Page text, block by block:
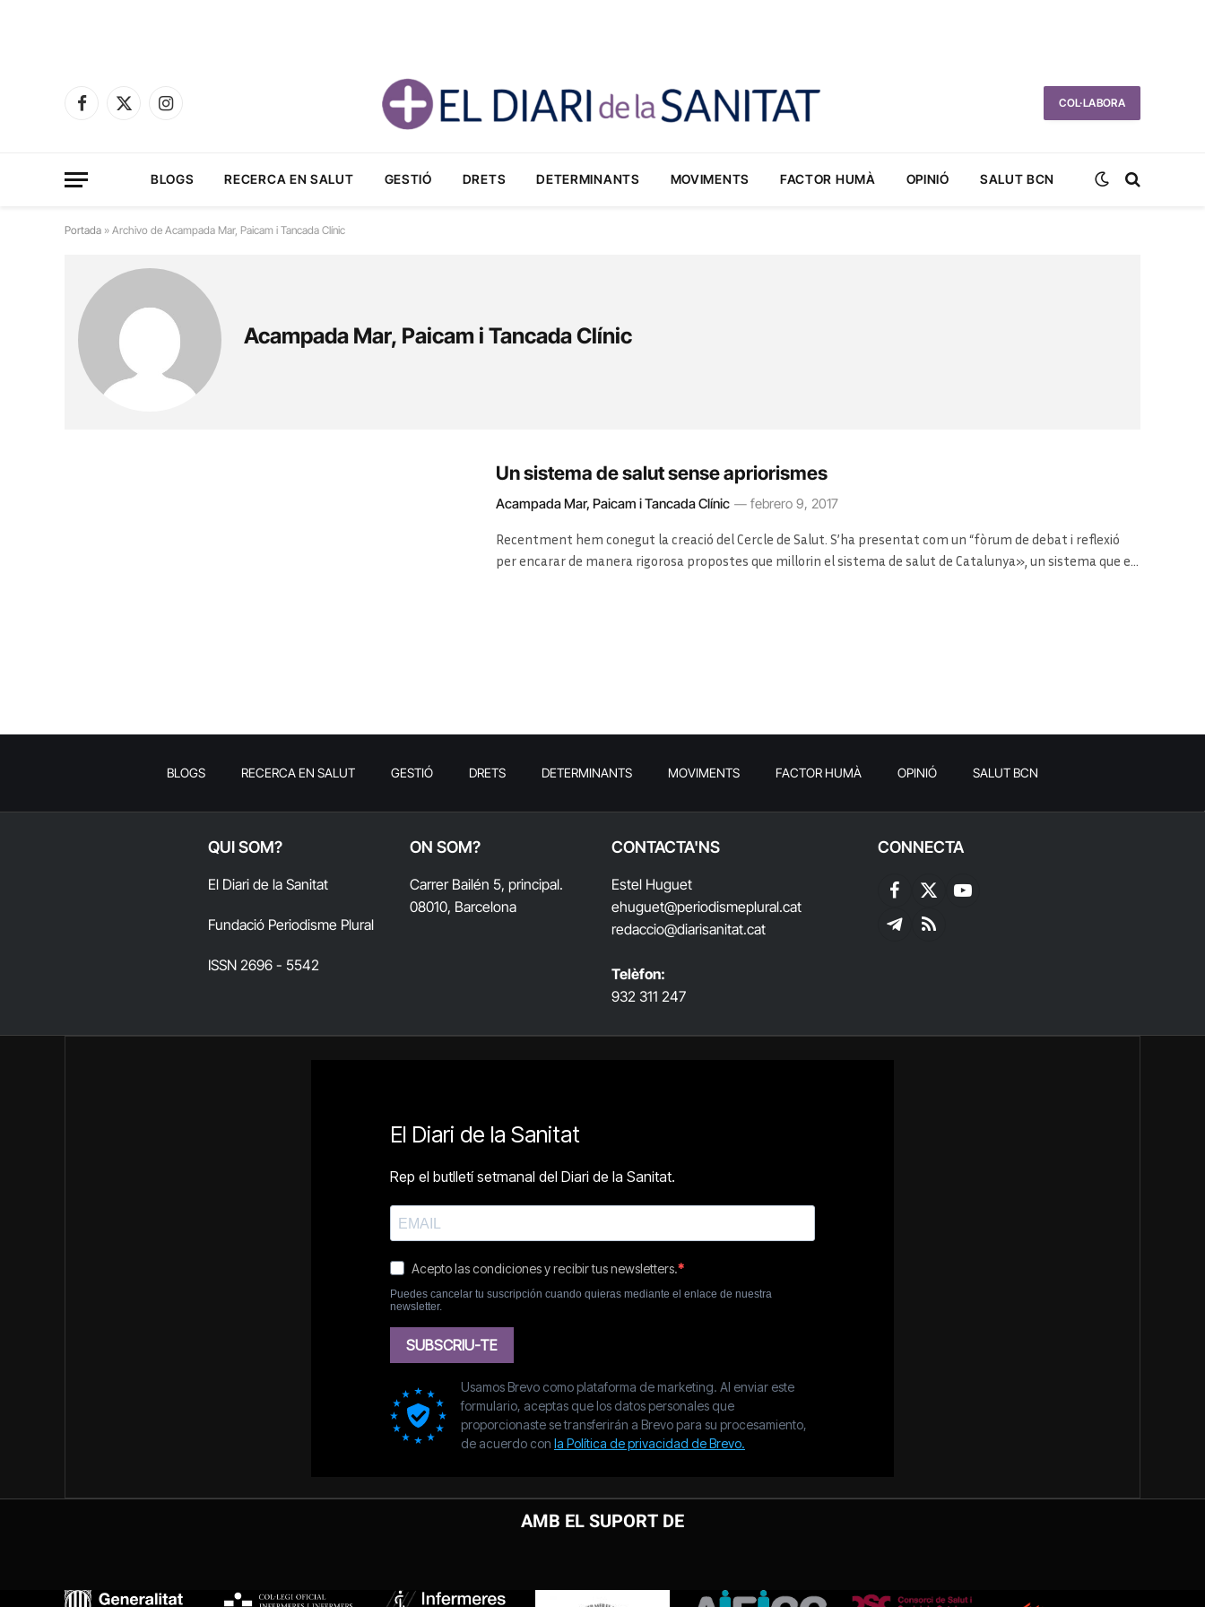
Facebook
X
Instagram
COL·LABORA
BLOGS RECERCA EN SALUT GESTIÓ DRETS DETERMINANTS MOVIMENTS FACTOR HUMÀ OPINIÓ SALUT BCN
Portada » Archivo de Acampada Mar, Paicam i Tancada Clínic
Acampada Mar, Paicam i Tancada Clínic
Un sistema de salut sense apriorismes
Acampada Mar, Paicam i Tancada Clínic febrero 9, 2017
Recentment hem conegut la creació del Cercle de Salut. S’ha presentat com un “fòrum de debat i reflexió
per encarar de manera rigorosa propostes que millorin el sistema de salut de Catalunya», un sistema que els
BLOGS RECERCA EN SALUT GESTIÓ DRETS DETERMINANTS MOVIMENTS FACTOR HUMÀ OPINIÓ SALUT BCN
QUI SOM?
El Diari de la Sanitat
Fundació Periodisme Plural
ISSN 2696 - 5542
ON SOM?
Carrer Bailén 5, principal.
08010, Barcelona
CONTACTA'NS
Estel Huguet
ehuguet@periodismeplural.cat
redaccio@diarisanitat.cat
Telèfon:
932 311 247
CONNECTA
Facebook
X
(Twitter)
YouTube
TelegramRSS
AMB EL SUPORT DE